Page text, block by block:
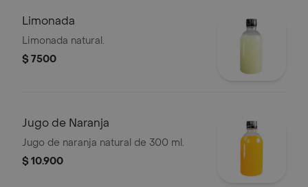
Limonada
Limonada natural.
$ 7500
Jugo de Naranja
Jugo de naranja natural de 300 ml.
$ 10.900